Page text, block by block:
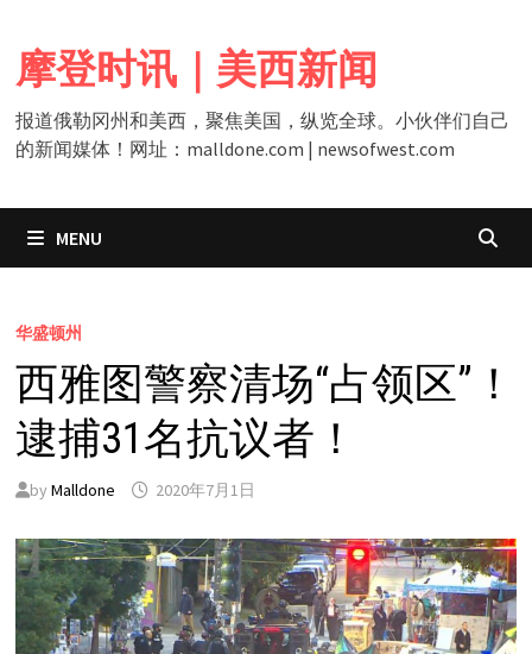
content
摩登时讯｜美西新闻
报道俄勒冈州和美西，聚焦美国，纵览全球。小伙伴们自己
的新闻媒体！网址：malldone.com | newsofwest.com
MENU
华盛顿州
西雅图警察清场“占领区”！
逮捕31名抗议者！
by Malldone 2020年7月1日